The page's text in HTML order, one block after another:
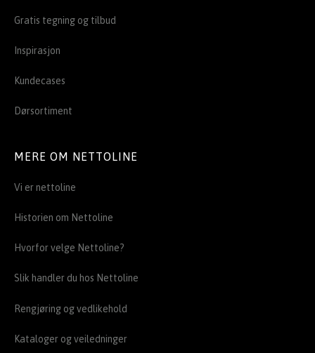
Gratis tegning og tilbud
Inspirasjon
Kundecases
Dørsortiment
MERE OM NETTOLINE
Vi er nettoline
Historien om Nettoline
Hvorfor velge Nettoline?
Slik handler du hos Nettoline
Rengjøring og vedlikehold
Kataloger og veiledninger